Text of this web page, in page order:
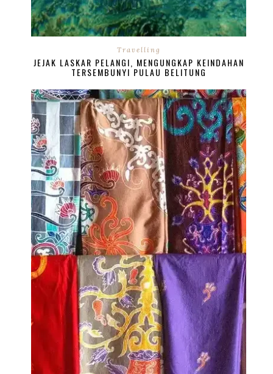
Travelling
JEJAK LASKAR PELANGI, MENGUNGKAP KEINDAHAN
TERSEMBUNYI PULAU BELITUNG